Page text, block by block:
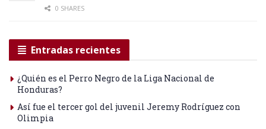
0 SHARES
Entradas recientes
¿Quién es el Perro Negro de la Liga Nacional de
Honduras?
Así fue el tercer gol del juvenil Jeremy Rodríguez con
Olimpia